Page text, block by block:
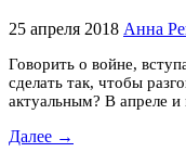
25 апреля 2018 Анна
Говорить о войне,
сделать так, чтобы
актуальным? В апреле
Далее →